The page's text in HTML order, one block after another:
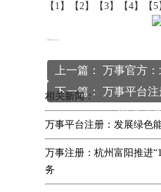
【1】【2】【3】【4】【5
上一篇： 万事官方
升
下一篇： 万事平台
申请遗
相关新闻：
万事平台注册：发展绿色
万事注册：杭州富阳推进
务